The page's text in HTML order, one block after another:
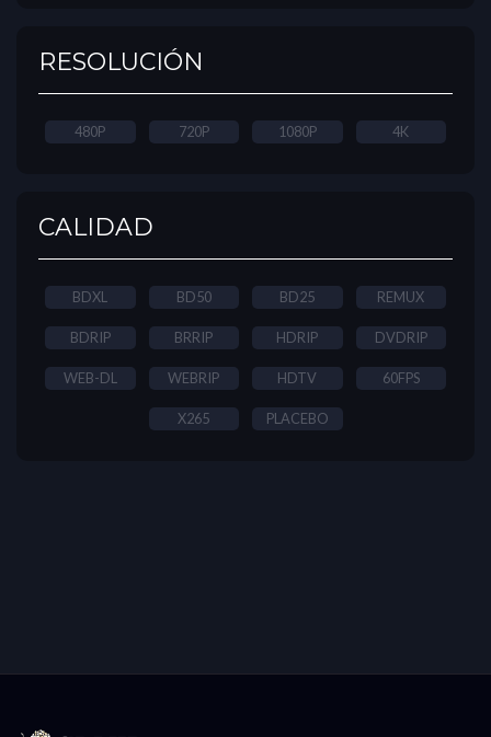
RESOLUCIÓN
480P 720P 1080P 4K
CALIDAD
BDXL BD50 BD25 REMUX
BDRIP BRRIP HDRIP DVDRIP
WEB-DL WEBRIP HDTV 60FPS
X265 PLACEBO